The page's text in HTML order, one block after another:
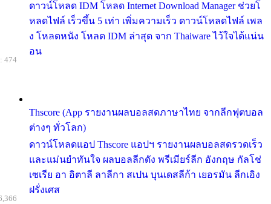
ดาวน์โหลด IDM โหลด Internet Download Manager ช่วยโ
หลดไฟล์ เร็วขึ้น 5 เท่า เพิ่มความเร็ว ดาวน์โหลดไฟล์ เพล
ง โหลดหนัง โหลด IDM ล่าสุด จาก Thaiware ไว้ใจได้แน่น
อน
Thscore (App รายงานผลบอลสดภาษาไทย จากลีกฟุตบอล
ต่างๆ ทั่วโลก)
ดาวน์โหลดแอป Thscore แอปฯ รายงานผลบอลสดรวดเร็ว
และแม่นยำทันใจ ผลบอลลีกดัง พรีเมียร์ลีก อังกฤษ กัลโช่
เซเรีย อา อิตาลี ลาลีกา สเปน บุนเดสลีก้า เยอรมัน ลีกเอิง
ฝรั่งเศส
474